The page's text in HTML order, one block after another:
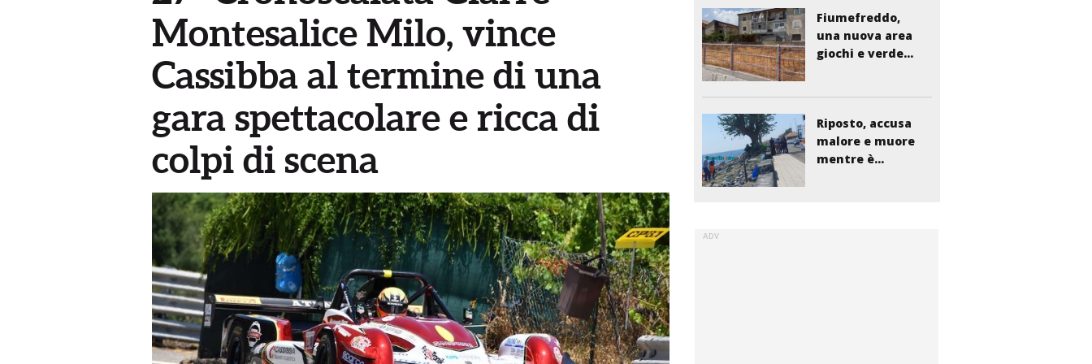
Montesalice Milo, vince
Cassibba al termine di una
gara spettacolare e ricca di
colpi di scena
Fiumefreddo,
una nuova area
giochi e verde...
Riposto, accusa
malore e muore
mentre è...